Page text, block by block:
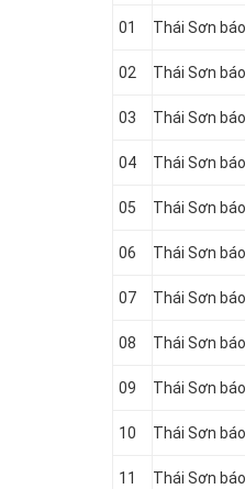
01 Thái Sơn
02 Thái Sơn
03 Thái Sơn
04 Thái Sơn
05 Thái Sơn
06 Thái Sơn
07 Thái Sơn
08 Thái Sơn
09 Thái Sơn
10 Thái Sơn
11 Thái Sơn